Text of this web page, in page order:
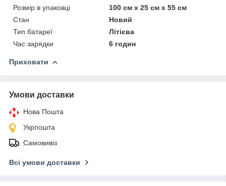
Розмір в упаковці
100 см х 25 см х 55 см
Стан
Новий
Тип батареї
Літієва
Час зарядки
6 годин
Приховати
Умови доставки
Нова Пошта
Укрпошта
Самовивіз
Всі умови доставки